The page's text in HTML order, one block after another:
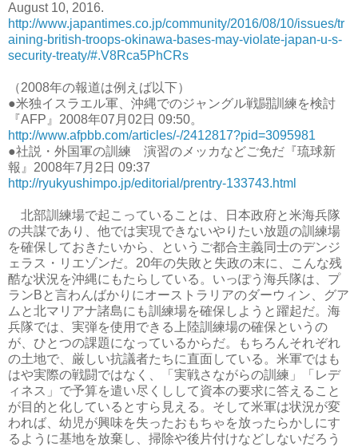
August 10, 2016.
http://www.japantimes.co.jp/community/2016/08/10/issues/tr
aining-british-troops-okinawa-bases-may-violate-japan-u-s-
security-treaty/#.V8Rca5PhCRs
（2008年の報道は例えば以下）
●米独イスラエル軍、沖縄でのジャングル戦闘訓練を検討
『AFP』2008年07月02日 09:50。
http://www.afpbb.com/articles/-/2412817?pid=3095981
●社説・外国軍の訓練 演習のメッカなどご免だ『琉球新
報』2008年7月2日 09:37
http://ryukyushimpo.jp/editorial/prentry-133743.html
北部訓練場で起こっていることは、日本政府と米海兵隊
の共謀であり、他では実現できないやりたい放題の訓練場
を確保しておきたいから、というご都合主義同士のデンジ
ェラス・リエゾンだ。20年の失敗と失政の末に、こんな残
酷な状況を沖縄にもたらしている。いっぽう海兵隊は、プ
ランBと言わんばかりにオーストラリアのダーウィン、グア
ムと北マリアナ諸島にも訓練場を確保しようと躍起だ。海
兵隊では、実弾を使用できる上陸訓練場の確保というの
が、ひとつの課題になっているからだ。もちろんそれぞれ
の土地で、厳しい抗議者たちに直面している。米軍ではも
はや実際の戦闘ではなく、「実戦さながらの訓練」「レデ
ィネス」で予算を遣い尽くしして資本の要求に答えること
が目的と化しているとすら見える。そして米軍は状況が変
われば、幼児が興味を失ったおもちゃを放ったらかしにす
るように基地を放棄し、掃除や後片付けなどしないだろう